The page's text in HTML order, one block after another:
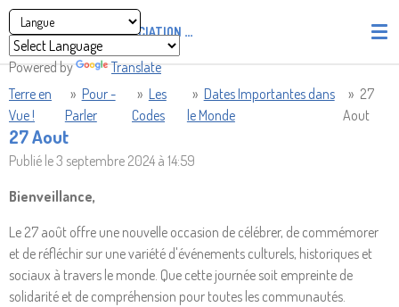
Powered by Translate
Passer
au
contenu
ASSOCIATION PIRATES' UNION OF LIGHT AND LOVE -
Terre en
Vue !
» Pour -
Parler
» Les
Codes
» Dates Importantes dans
le Monde
» 27
Aout
27 Aout
Publié le 3 septembre 2024 à 14:59
Bienveillance,
Le 27 août offre une nouvelle occasion de célébrer, de commémorer
et de réfléchir sur une variété d'événements culturels, historiques et
sociaux à travers le monde. Que cette journée soit empreinte de
solidarité et de compréhension pour toutes les communautés.